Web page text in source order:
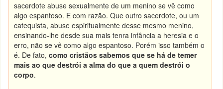
sacerdote abuse sexualmente de um menino se vê como
algo espantoso. E com razão. Que outro sacerdote, ou um
catequista, abuse espiritualmente desse mesmo menino,
ensinando-lhe desde sua mais tenra infância a heresia e o
erro, não se vê como algo espantoso. Porém isso também o
é. De fato,como cristãos sabemos que se há de temer
mais ao que destrói a alma do que a quem destrói o
corpo.